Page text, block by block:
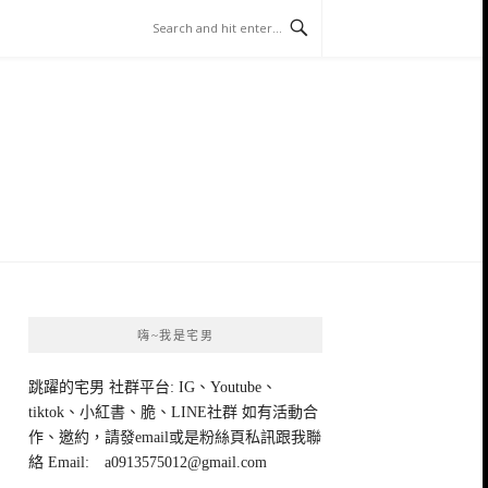
嗨~我是宅男
跳躍的宅男 社群平台: IG、Youtube、
tiktok、小紅書、脆、LINE社群 如有活動合
作、邀約，請發email或是粉絲頁私訊跟我聯
絡 Email: a0913575012@gmail.com